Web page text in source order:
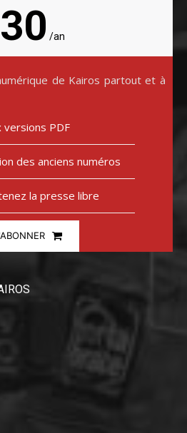
30 /an
de Kairos partout et à
versions PDF
des anciens numéros
la presse libre